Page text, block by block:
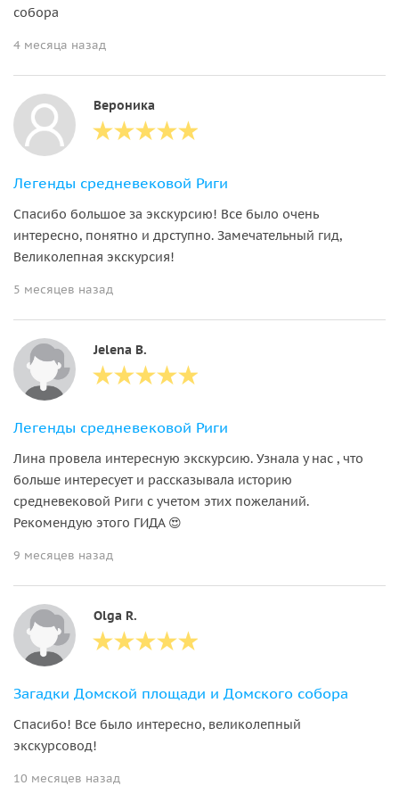
собора
4 месяца назад
Вероника
Легенды средневековой Риги
Спасибо большое за экскурсию! Все было очень
интересно, понятно и дрступно. Замечательный гид,
Великолепная экскурсия!
5 месяцев назад
Jelena B.
Легенды средневековой Риги
Лина провела интересную экскурсию. Узнала у нас , что
больше интересует и рассказывала историю
средневековой Риги с учетом этих пожеланий.
Рекомендую этого ГИДА 😍
9 месяцев назад
Olga R.
Загадки Домской площади и Домского собора
Спасибо! Все было интересно, великолепный
экскурсовод!
10 месяцев назад